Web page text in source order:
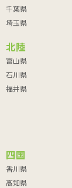
千葉県
埼玉県
北陸
富山県
石川県
福井県
四国
香川県
高知県